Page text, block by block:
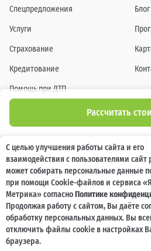
Рассчитать
Спецпредложения
Услуги
Страхование
Кредитование
Помощь при ДТП
Блог
Информация о технических характеристиках,
гамме и стоимости автомобилей, а также
их проведения, указанных на сайте
характер и ни при каких условиях не
определяемой положениями пунктом 2
Российской Федерации. Для получения
специалистам нашей
©
С целью улучшения работы сайта и его
взаимодействия с пользователями
может собирать персональные данные
при помощи Cookie-файлов и сервиса
Метрика» согласноПолитике
Продолжая работу с сайтом, Вы даёте
обработку персональных данных. Вы
отключить файлы cookie в настройках
браузера.